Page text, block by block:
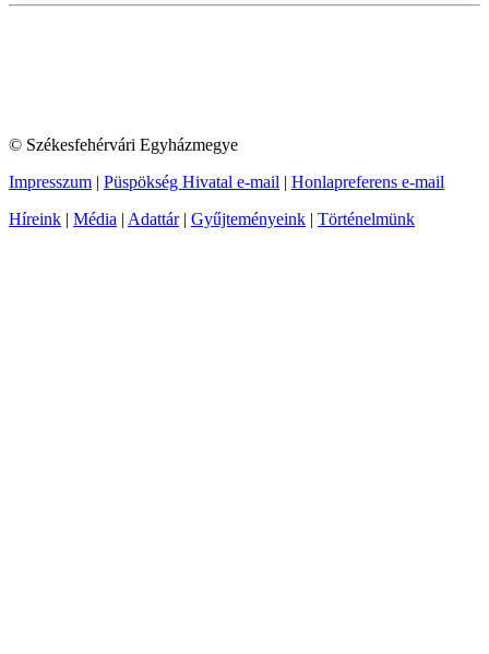
© Székesfehérvári Egyházmegye
Impresszum | Püspökség Hivatal e-mail | Honlapreferens e-mail
Híreink | Média | Adattár| Gyűjteményeink | Történelmünk